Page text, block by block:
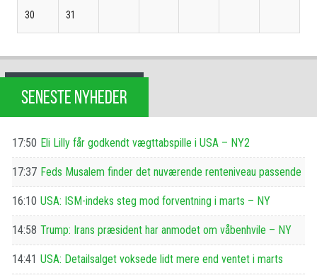
30 31
SENESTE NYHEDER
17:50 Eli Lilly får godkendt vægttabspille i USA – NY2
17:37 Feds Musalem finder det nuværende renteniveau passende
16:10 USA: ISM-indeks steg mod forventning i marts – NY
14:58 Trump: Irans præsident har anmodet om våbenhvile – NY
14:41 USA: Detailsalget voksede lidt mere end ventet i marts